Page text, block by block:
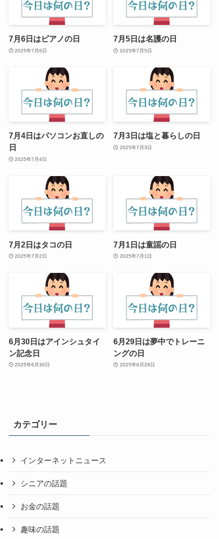
7月6日はピアノの日
2025年7月6日
7月5日は名護の日
2025年7月5日
7月4日はパソコンお直しの
日
2025年7月4日
7月3日は塩と暮らしの日
2025年7月3日
7月2日はタコの日
2025年7月2日
7月1日は童謡の日
2025年7月1日
6月30日はアインシュタイ
ン記念日
2025年6月30日
6月29日は夢中でトレーニ
ングの日
2025年6月29日
カテゴリー
インターネットニュース
シニアの話題
お金の話題
趣味の話題